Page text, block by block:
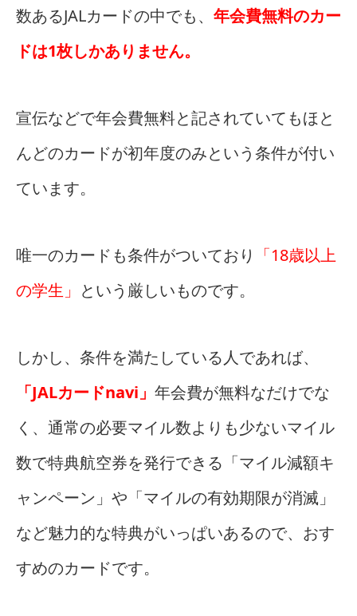
数あるJALカードの中でも、 年会費無料のカー
ドは1枚しかありません。
宣伝などで年会費無料と記されていてもほと
んどのカードが初年度のみという条件が付い
ています。
唯一のカードも条件がついており
「18歳以上
の学生」 という厳しいものです。
しかし、条件を満たしている人であれば、
「JALカードnavi」 年会費が無料なだけでな
く、通常の必要マイル数よりも少ないマイル
数で特典航空券を発行できる「マイル減額キ
ャンペーン」や「マイルの有効期限が消滅」
など魅力的な特典がいっぱいあるので、おす
すめのカードです。